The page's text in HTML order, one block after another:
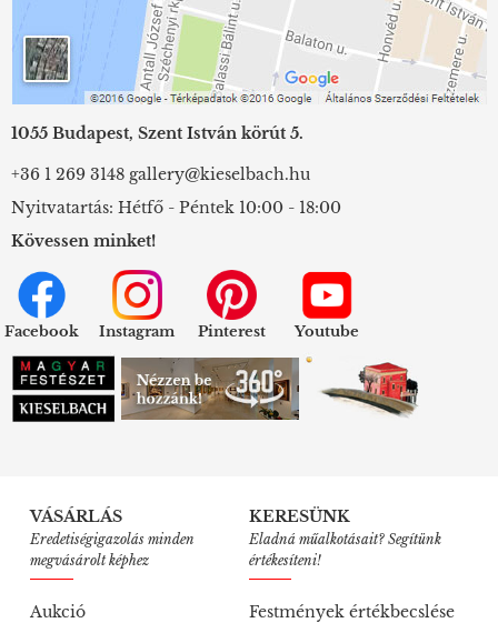
1055 Budapest, Szent István körút 5.
+36 1 269 3148 gallery@kieselbach.hu
Nyitvatartás: Hétfő - Péntek 10:00 - 18:00
Kövessen minket!
Facebook Instagram Pinterest Youtube
VÁSÁRLÁS
Eredetiségigazolás minden
megvásárolt képhez
Aukció
KERESÜNK
Eladná műalkotásait? Segítünk
értékesíteni!
Festmények értékbecslése